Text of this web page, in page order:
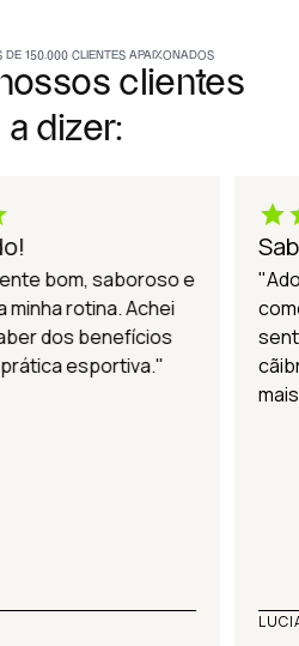
150.000 CLIENTES APAIXONADOS
clientes
dizer:
bom, saboroso e
minha rotina. Achei
dos benefícios
esportiva."